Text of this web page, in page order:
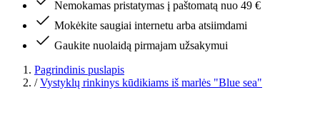
Nemokamas pristatymas į paštomatą nuo 49 €
Mokėkite saugiai internetu arba atsiimdami
Gaukite nuolaidą pirmajam užsakymui
Pagrindinis puslapis
/ Vystyklų rinkinys kūdikiams iš marlės "Blue sea"